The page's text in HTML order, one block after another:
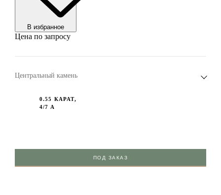
В избранноe
Цена по запросу
Центральный камень
0.55 КАРАТ,
4/7 A
ПОД ЗАКАЗ